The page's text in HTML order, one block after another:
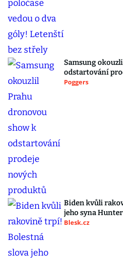
Samsung
odstartování
Poggers
Biden kvůli
jeho syna
Blesk.cz